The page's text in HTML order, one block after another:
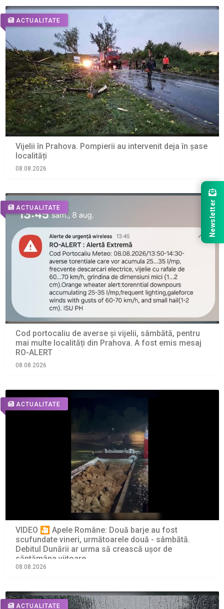
ACTUALITATE
Vijelii în Prahova. Pompierii au intervenit deja în șase
localități
08.08.2026
ACTUALITATE
Cod portocaliu de averse și vijelii, sâmbătă, pentru
mai multe localități din Prahova. A fost emis mesaj
RO-ALERT
08.08.2026
ACTUALITATE
VIDEO 🎦 Apele Române: Două barje au fost
scufundate vineri, următoarele două - sâmbătă.
Debitul Dunării ar urma să crească ușor de
săptămâna viitoare
08.08.2026
ACTUALITATE
Newsletter